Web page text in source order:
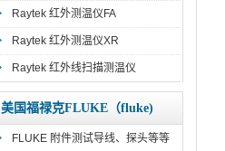
Raytek 红外测温仪FA
Raytek 红外测温仪XR
Raytek 红外线扫描测温仪
美国福禄克FLUKE（fluke)
FLUKE 附件测试导线、探头等等